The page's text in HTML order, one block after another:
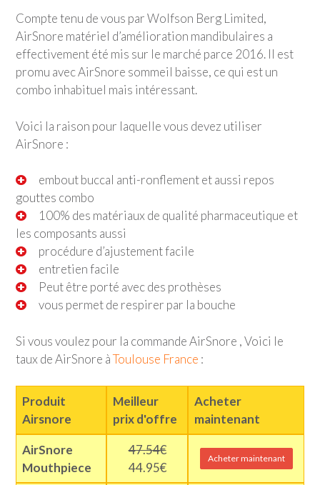
Compte tenu de vous par Wolfson Berg Limited,
AirSnore matériel d’amélioration mandibulaires a
effectivement été mis sur le marché parce 2016. Il est
promu avec AirSnore sommeil baisse, ce qui est un
combo inhabituel mais intéressant.
Voici la raison pour laquelle vous devez utiliser
AirSnore :
embout buccal anti-ronflement et aussi repos
gouttes combo
100% des matériaux de qualité pharmaceutique et
les composants aussi
procédure d’ajustement facile
entretien facile
Peut être porté avec des prothèses
vous permet de respirer par la bouche
Si vous voulez pour la commande AirSnore , Voici le
taux de AirSnore àToulouse France :
Produit
Airsnore
Meilleur
prix d'offre
Acheter
maintenant
AirSnore
Mouthpiece
47.54€
44.95€
Acheter maintenant